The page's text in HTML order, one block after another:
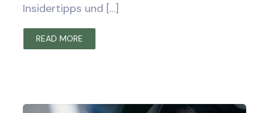
Insidertipps und […]
READ MORE